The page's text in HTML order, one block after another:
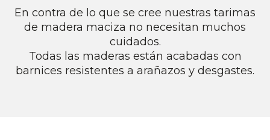
En contra de lo que se cree nuestras tarimas
de madera maciza no necesitan muchos
cuidados.
Todas las maderas están acabadas con
barnices resistentes a arañazos y desgastes.